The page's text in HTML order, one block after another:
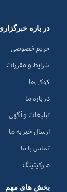
در باره
حریم خصوصی
شرایط و مقررات
کوکی‌ها
در باره ما
تبلیغات و آگهی
ارسال خبر به ما
تماس با ما
مارکیتینگ
بخش های مهم